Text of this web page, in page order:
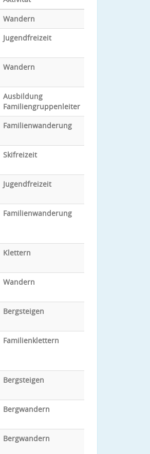
Wandern
Jugendfreizeit
Wandern
Ausbildung
Familiengruppenleiter
Familienwanderung
Skifreizeit
Jugendfreizeit
Familienwanderung
Klettern
Wandern
Bergsteigen
Familienklettern
Bergsteigen
Bergwandern
Bergwandern